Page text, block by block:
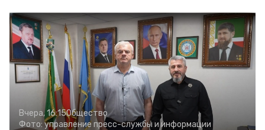
Вчера, 16:15Общество
Фото: управление пресс-службы и информации